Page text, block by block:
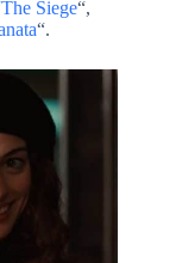
The Siege“,
“.